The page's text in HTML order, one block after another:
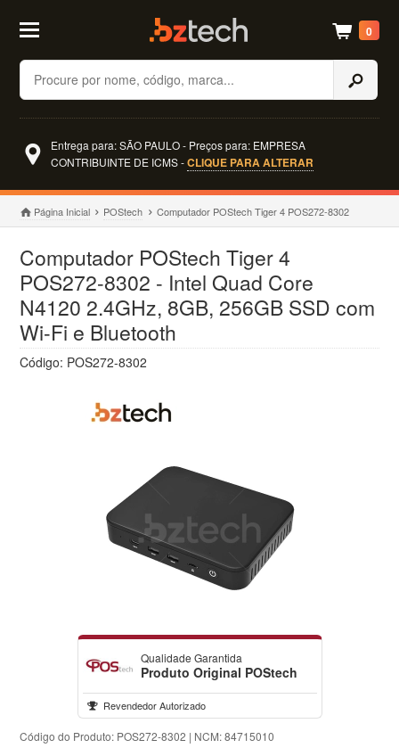
Buscar
0
Entrega para: SÃO PAULO - Preços para: EMPRESA
CONTRIBUINTE DE ICMS -CLIQUE PARA ALTERAR
Página Inicial POStech Computador POStech Tiger 4 POS272-8302
Computador POStech Tiger 4
POS272-8302 - Intel Quad Core
N4120 2.4GHz, 8GB, 256GB SSD com
Wi-Fi e Bluetooth
Código: POS272-8302
Qualidade Garantida
Produto Original POStech
Revendedor Autorizado
Código do Produto: POS272-8302 | NCM: 84715010